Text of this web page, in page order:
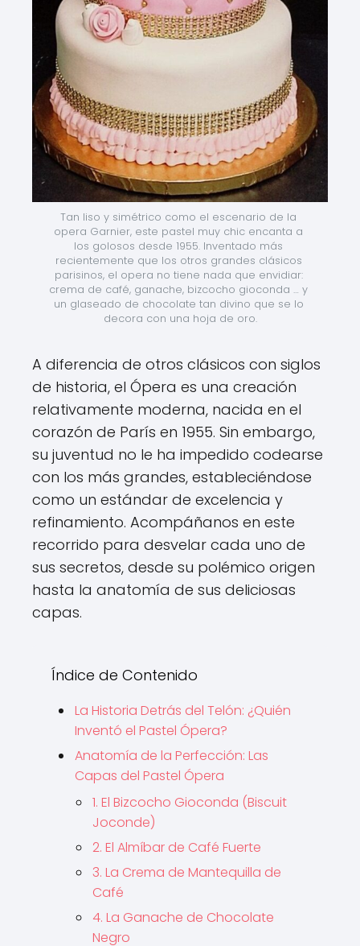
Tan liso y simétrico como el escenario de la
opera Garnier, este pastel muy chic encanta a
los golosos desde 1955. Inventado más
recientemente que los otros grandes clásicos
parisinos, el opera no tiene nada que envidiar:
crema de café, ganache, bizcocho gioconda … y
un glaseado de chocolate tan divino que se lo
decora con una hoja de oro.
A diferencia de otros clásicos con siglos
de historia, el Ópera es una creación
relativamente moderna, nacida en el
corazón de París en 1955. Sin embargo,
su juventud no le ha impedido codearse
con los más grandes, estableciéndose
como un estándar de excelencia y
refinamiento. Acompáñanos en este
recorrido para desvelar cada uno de
sus secretos, desde su polémico origen
hasta la anatomía de sus deliciosas
capas.
Índice de Contenido
La Historia Detrás del Telón: ¿Quién
Inventó el Pastel Ópera?
Anatomía de la Perfección: Las
Capas del Pastel Ópera
1. El Bizcocho Gioconda (Biscuit
Joconde)
2. El Almíbar de Café Fuerte
3. La Crema de Mantequilla de
Café
4. La Ganache de Chocolate
Negro